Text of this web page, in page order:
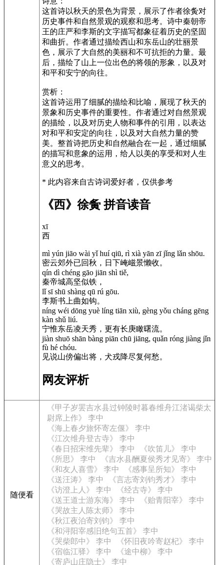
这首诗以秋天的景色为背景，展示了作者徐夤对
历史事件和自然景观的观察和思考。诗中秦朝帝
王的庄严和李斯的文字描写都象征着历史的坚固
和曲折。作者通过描绘西山和东岳山的壮丽景
色，展示了大自然的美丽和不可抗拒的力量。最
后，描绘了山上一位出色的将领的形象，以及对
和平和安宁的向往。
赏析：
这首诗运用了细腻的描绘和比喻，展现了秋天的
景象和历史事件的重要性。作者通过对自然景观
的描绘，以及对历史人物和事件的引用，以表达
对和平和安定的向往，以及对大自然力量的赞
美。整首诗把历史和自然融合在一起，通过细腻
的描写和意象的运用，给人以美的享受和对人生
意义的思考。
* 此内容来自古诗词爱好者，仅供参考
《西》徐夤 拼音读音
xī
西
mì yún jiāo wài yǐ huí qiū, rì xià yān zī jǐng lǎn shōu.
密云郊外已回秋，日下崦嵫景懒收。
qín dì chéng gāo jiān shì tiě,
秦帝城高坚似铁，
lǐ sī shū shàng qū rú gōu.
李斯书上曲如钩。
níng wéi dōng yuè líng tiān xiù, gèng yǒu cháng gēng
kàn shǔ liú.
宁惟东岳凌天秀，更有长庚瞰曙流。
jiàn shuō shān bàng piān chū jiāng, quǎn róng jiàng jǐn
fù hé chóu.
见说山傍偏出将，犬戎降尽复何愁。
网友评析
随便看
《甲子岁罢吉水县过钟陵时暮春维舟江渚谒柴太
尉席上作》 李中
《海上春夕旅怀寄左偃》 李中
《江次维舟登古寺》 李中
《春日招宋维先辈》 李中
《吹笛儿》 李中
《所思》 李中
《吉水县酬夏侯秀才见寄》 李中
《和友人喜雪》 李中
《感事呈所知》 李中
《送汪涛》 李中
《言志寄刘钧秀才》 李中
《访澄上人》 李中
《经古寺》 李中
《送王道士游东海》 李中
《贻青阳宰》 李中
《哭故主人陈太师》 李中
《秋江夜泊寄刘钧》 李中
《和浔阳宰感旧绝句五首》 李中
《哭柴郎中》 李中
《怀旧夜吟寄赵杞》 李中
《宿临江驿》 李中
《途中柳》 李中
《寄庐山庄隐士》 李中